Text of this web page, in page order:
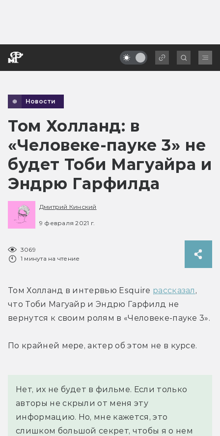
Новости
Том Холланд: в
«Человеке-пауке 3» не
будет Тоби Магуайра и
Эндрю Гарфилда
Дмитрий Кинский
9 февраля 2021 г.
3069
1 минута на чтение
Том Холланд в интервью Esquire рассказал ,
что Тоби Магуайр и Эндрю Гарфилд не
вернутся к своим ролям в «Человеке-пауке 3».
По крайней мере, актер об этом не в курсе.
Нет, их не будет в фильме. Если только
авторы не скрыли от меня эту
информацию. Но, мне кажется, это
слишком большой секрет, чтобы я о нем